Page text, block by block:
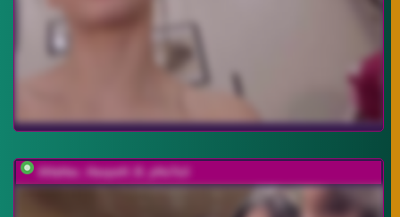
AHaHac_HaxpeH_B_yHuTa3